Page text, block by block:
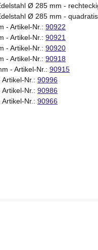
Ø 285 mm -
Ø 285 mm -
- Artikel-Nr.: 90922
- Artikel-Nr.: 90921
- Artikel-Nr.: 90920
- Artikel-Nr.: 90918
- Artikel-Nr.: 90915
Nr.: 90996
Nr.: 90986
Nr.: 90966